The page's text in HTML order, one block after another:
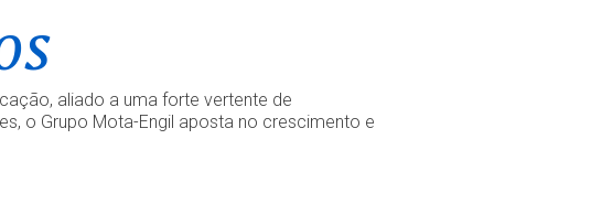
aliado a uma forte vertente de
o Grupo Mota-Engil aposta no crescimento e